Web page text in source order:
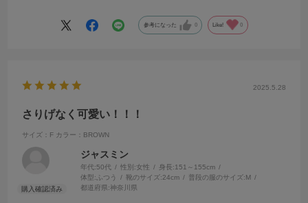
参考になった 0 Like! 0
2025.5.28
さりげなく可愛い！！！
サイズ：F カラー：BROWN
ジャスミン
年代:50代 性別:女性 身長:151～155cm
体型: ふつう 靴のサイズ:24cm 普段の服のサイズ:M
都道府県:神奈川県